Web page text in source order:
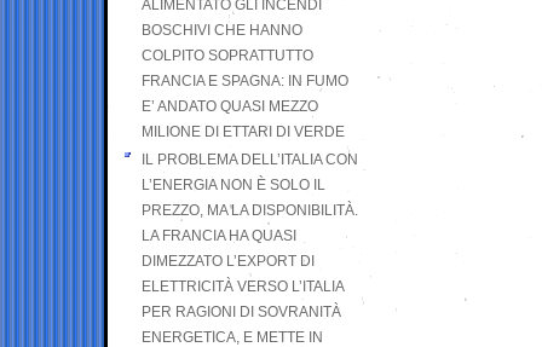
ALIMENTATO GLI INCENDI
BOSCHIVI CHE HANNO
COLPITO SOPRATTUTTO
FRANCIA E SPAGNA: IN FUMO
E’ ANDATO QUASI MEZZO
MILIONE DI ETTARI DI VERDE
IL PROBLEMA DELL’ITALIA CON
L’ENERGIA NON È SOLO IL
PREZZO, MA LA DISPONIBILITÀ.
LA FRANCIA HA QUASI
DIMEZZATO L’EXPORT DI
ELETTRICITÀ VERSO L’ITALIA
PER RAGIONI DI SOVRANITÀ
ENERGETICA, E METTE IN